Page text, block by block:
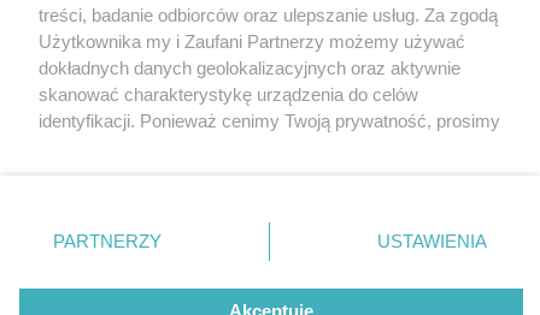
Nie zapomnij
zapoznać się z:
polityką prywatności regulamin korzystania z portali
Twojemiasto
Piekary Śląskie
Chorzów
Tarnowskie Góry
Gliwice
Skontakuj sięz nami
Kontakt
Wydawca
Pogoda
treści, badanie odbiorców oraz ulepszanie usług. Za zgodą
Użytkownika my i Zaufani Partnerzy możemy używać
dokładnych danych geolokalizacyjnych oraz aktywnie
skanować charakterystykę urządzenia do celów
identyfikacji. Ponieważ cenimy Twoją prywatność, prosimy
prywatności znajdujący się w lewym dolnym rogu strony
. Niektóre rodzaje przetwarzania danych nie wymagają
zgody użytkownika, ale masz prawo sprzeciwić się
takiemu przetwarzaniu. Preferencje będą miały
PARTNERZY USTAWIENIA
Akceptuję